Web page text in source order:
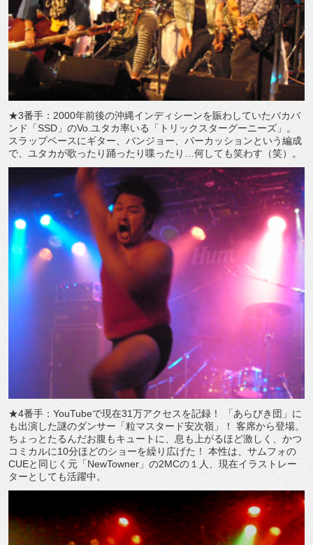
★3番手：2000年前後の沖縄インディシーンを賑わしていたバカバ
ンド「SSD」のVo.ユタカ率いる「トリックスターグーニーズ」。
スラップベースにギター、バンジョー、パーカッションという編成
で、ユタカが歌ったり踊ったり喋ったり…何しても笑わす（笑）。
★4番手：YouTubeで現在31万アクセスを記録！ 「あらびき団」に
も出演した謎のダンサー「粒マスタード安次嶺」！ 客席から登場。
ちょっとたるんだお腹もキュートに、息も上がるほど激しく、かつ
コミカルに10分ほどのショーを繰り広げた！ 本性は、サムフォの
CUEと同じく元「NewTowner」の2MCの１人、現在イラストレー
ターとしても活躍中。